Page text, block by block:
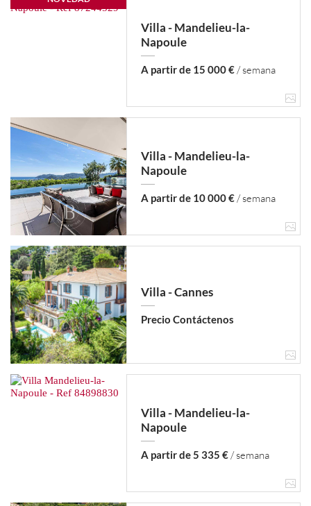
Villa - Mandelieu-la-
Napoule
A partir de 15 000 € / semana
Villa - Mandelieu-la-
Napoule
A partir de 10 000 € / semana
Villa - Cannes
Precio Contáctenos
Villa - Mandelieu-la-
Napoule
A partir de 5 335 € / semana